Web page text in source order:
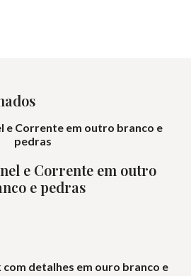
e Corrente em outro
e pedras